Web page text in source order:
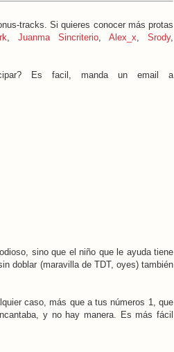
tracks. Si quieres conocer más protas
, Juanma Sincriterio, Alex_x, Srody,
Es facil, manda un email a
sino que el niño que le ayuda tiene
doblar (maravilla de TDT, oyes) también
caso, más que a tus números 1, que
y no hay manera. Es más fácil